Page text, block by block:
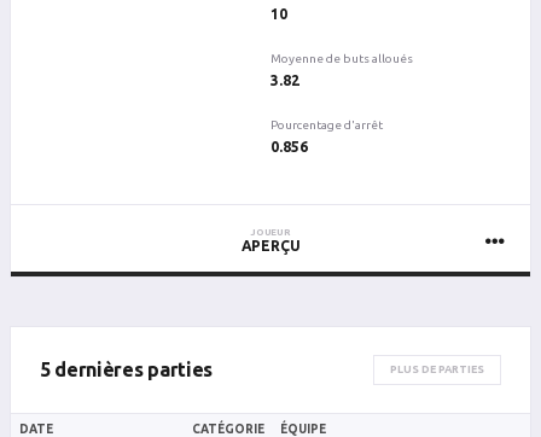
10
Moyenne de buts alloués
3.82
Pourcentage d'arrêt
0.856
JOUEUR
APERÇU
5 dernières parties PLUS DE PARTIES
DATE CATÉGORIE ÉQUIPE